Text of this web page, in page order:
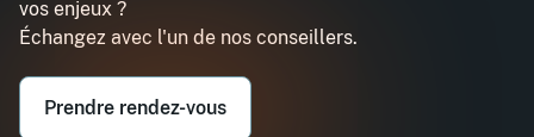
Email professionnel*
Téléphone professionnel*
vos enjeux ?
Échangez avec l'un de nos conseillers.
Prendre rendez-vous